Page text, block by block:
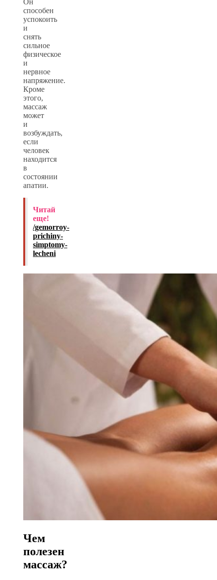
способен
успокоить
и
снять
сильное
физическое
и
нервное
напряжение.
Кроме
этого,
массаж
может
и
возбуждать,
если
человек
находится
в
состоянии
апатии.
Читай
еще!
/gemorroy-
prichiny-
simptomy-
lecheni
Чем
полезен
массаж?